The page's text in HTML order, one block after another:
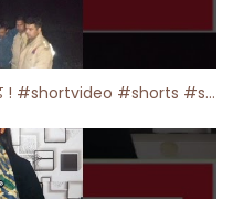
पुलिस और गौकशी आरोपियों में मुठभेड़ ! #shortvideo #shorts #shortsfeed